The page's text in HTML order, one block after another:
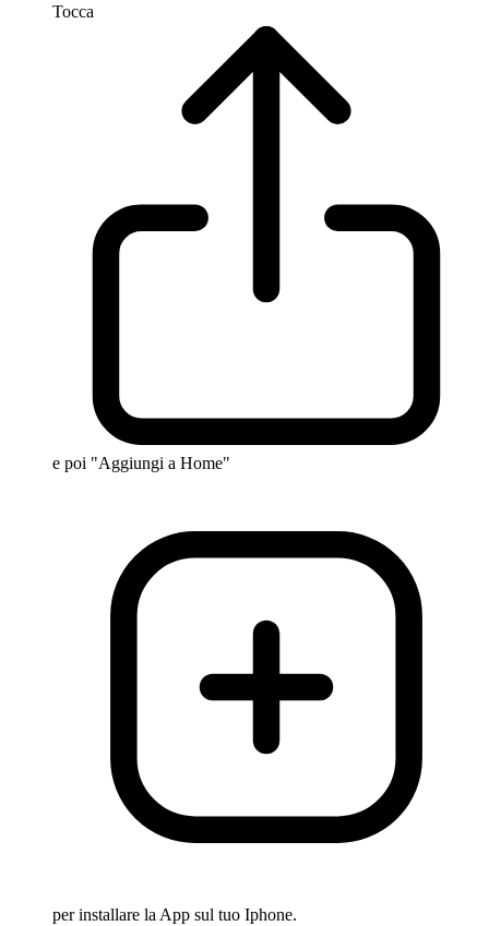
Tocca
e poi "Aggiungi a Home"
per installare la App sul tuo Iphone.